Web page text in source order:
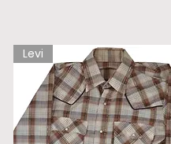
Levi